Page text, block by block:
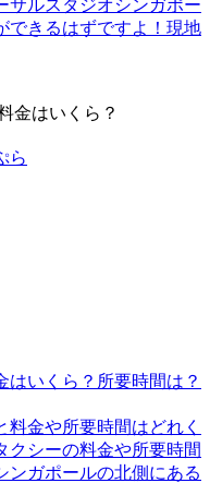
サルスタジオシンガポー
できるはずですよ！現地
金はいくら？
ら
いくら？所要時間は？
料金や所要時間はどれく
クシーの料金や所要時間
ンガポールの北側にある